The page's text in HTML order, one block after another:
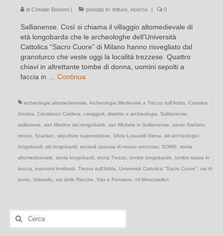
di Cristian Bonomi | postato in: letture ricerca | 0
Sallianense. Così si chiama il villaggio altomedievale di
età longobarda che le archeologhe dell’Università
Cattolica “Sacro Cuore” di Milano hanno risvegliato dal
granoturco che veste oggi la località trezzese. Quattro
chiavi in altrettante tombe di donna, uomini sepolti a
faccia in … Continua
archeologia altomedioevale Archeologia Medievale a Trezzo sull’Adda
Caterina
Giostra
Cavalasco Caldera caviggioli dialetto e archeologia Sallianense
sallianese
san Martino dei longobardi san Michele in Sallianense
santo Stefano
trezzo
Scarlasc sepolture superstiziose Silvia Lusuardi Siena
siti archeologici
longobardi siti longobardi società operaia di mutuo soccorso SOMS
storia
altomedioevale
storia longobardi storia Trezzo tombe longobarde
tombe sasso in
bocca
toponimi lombardi Trezzo sull'Adda Università Cattolica "Sacro Cuore"
val di
porto
Valverde via delle Racche Vita e Pensiero «Il Moscatello»
Cerca: